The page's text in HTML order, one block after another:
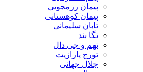
پیمان رزمجویی
پیمان کوهستانی
تابان سلیمانی
تگا بند
تهم و جی دال
تورج پارازیت
جلال جهانی